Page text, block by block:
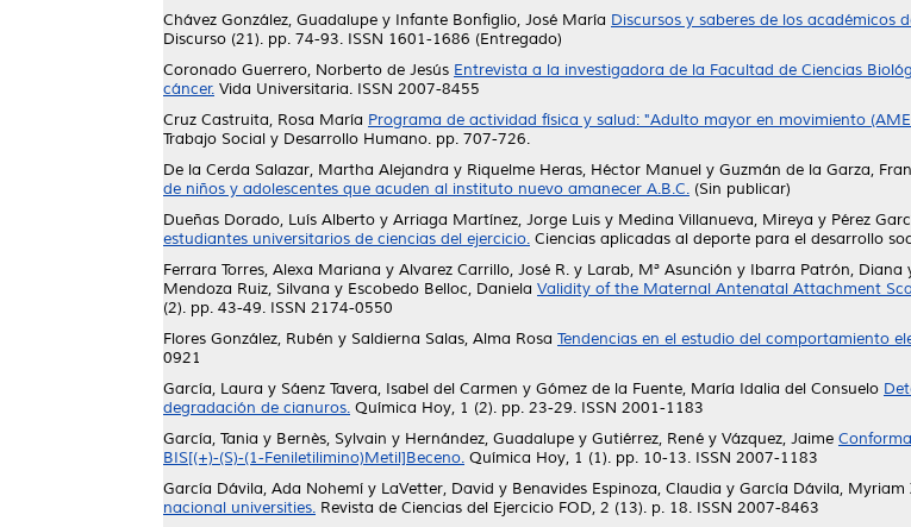
Chávez González, Guadalupe y Infante Bonfiglio, José María Discursos y saberes de los académicos
Discurso (21). pp. 74-93. ISSN 1601-1686 (Entregado)
Coronado Guerrero, Norberto de Jesús Entrevista a la investigadora de la Facultad de Ciencias
cáncer. Vida Universitaria. ISSN 2007-8455
Cruz Castruita, Rosa María Programa de actividad física y salud: "Adulto mayor en movimiento
Trabajo Social y Desarrollo Humano. pp. 707-726.
De la Cerda Salazar, Martha Alejandra y Riquelme Heras, Héctor Manuel y Guzmán de la Garza,
de niños y adolescentes que acuden al instituto nuevo amanecer A.B.C. (Sin publicar)
Dueñas Dorado, Luís Alberto y Arriaga Martínez, Jorge Luis y Medina Villanueva, Mireya y Pérez
estudiantes universitarios de ciencias del ejercicio. Ciencias aplicadas al deporte para el desarrollo
Ferrara Torres, Alexa Mariana y Alvarez Carrillo, José R. y Larab, Mª Asunción y Ibarra Patrón, Diana
Mendoza Ruiz, Silvana y Escobedo Belloc, Daniela Validity of the Maternal Antenatal Attachment
(2). pp. 43-49. ISSN 2174-0550
Flores González, Rubén y Saldierna Salas, Alma Rosa Tendencias en el estudio del comportamiento
0921
García, Laura y Sáenz Tavera, Isabel del Carmen y Gómez de la Fuente, María Idalia del Consuelo
degradación de cianuros. Química Hoy, 1 (2). pp. 23-29. ISSN 2001-1183
García, Tania y Bernès, Sylvain y Hernández, Guadalupe y Gutiérrez, René y Vázquez, Jaime
BIS[(+)-(S)-(1-Feniletilimino)Metil]Beceno. Química Hoy, 1 (1). pp. 10-13. ISSN 2007-1183
García Dávila, Ada Nohemí y LaVetter, David y Benavides Espinoza, Claudia y García Dávila, Myriam
nacional universities. Revista de Ciencias del Ejercicio FOD, 2 (13). p. 18. ISSN 2007-8463